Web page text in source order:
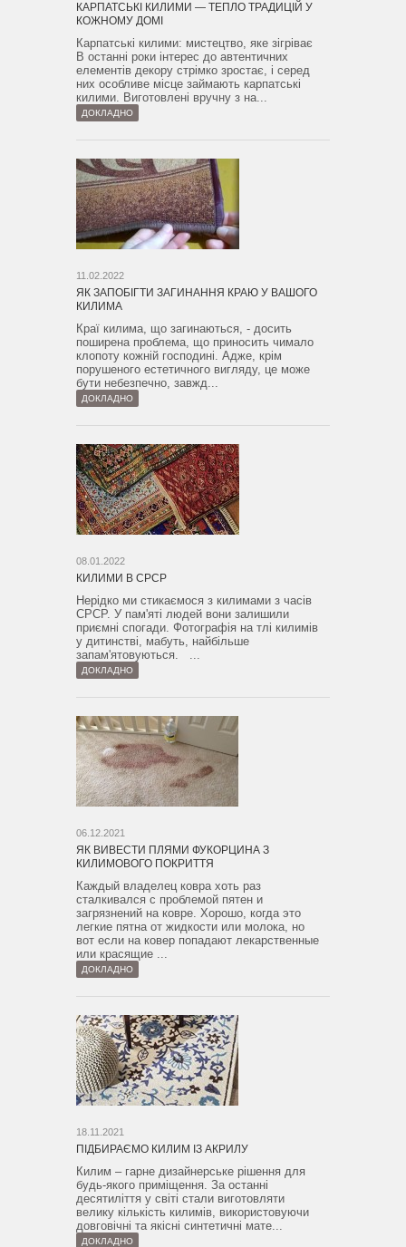
КАРПАТСЬКІ КИЛИМИ — ТЕПЛО ТРАДИЦІЙ У
КОЖНОМУ ДОМІ
Карпатські килими: мистецтво, яке зігріває
В останні роки інтерес до автентичних
елементів декору стрімко зростає, і серед
них особливе місце займають карпатські
килими. Виготовлені вручну з на...
ДОКЛАДНО
11.02.2022
ЯК ЗАПОБІГТИ ЗАГИНАННЯ КРАЮ У ВАШОГО
КИЛИМА
Краї килима, що загинаються, - досить
поширена проблема, що приносить чимало
клопоту кожній господині. Адже, крім
порушеного естетичного вигляду, це може
бути небезпечно, завжд...
ДОКЛАДНО
08.01.2022
КИЛИМИ В СРСР
Нерідко ми стикаємося з килимами з часів
СРСР. У пам'яті людей вони залишили
приємні спогади. Фотографія на тлі килимів
у дитинстві, мабуть, найбільше
запам'ятовуються. ...
ДОКЛАДНО
06.12.2021
ЯК ВИВЕСТИ ПЛЯМИ ФУКОРЦИНА З
КИЛИМОВОГО ПОКРИТТЯ
Каждый владелец ковра хоть раз
сталкивался с проблемой пятен и
загрязнений на ковре. Хорошо, когда это
легкие пятна от жидкости или молока, но
вот если на ковер попадают лекарственные
или красящие ...
ДОКЛАДНО
18.11.2021
ПІДБИРАЄМО КИЛИМ ІЗ АКРИЛУ
Килим – гарне дизайнерське рішення для
будь-якого приміщення. За останні
десятиліття у світі стали виготовляти
велику кількість килимів, використовуючи
довговічні та якісні синтетичні мате...
ДОКЛАДНО